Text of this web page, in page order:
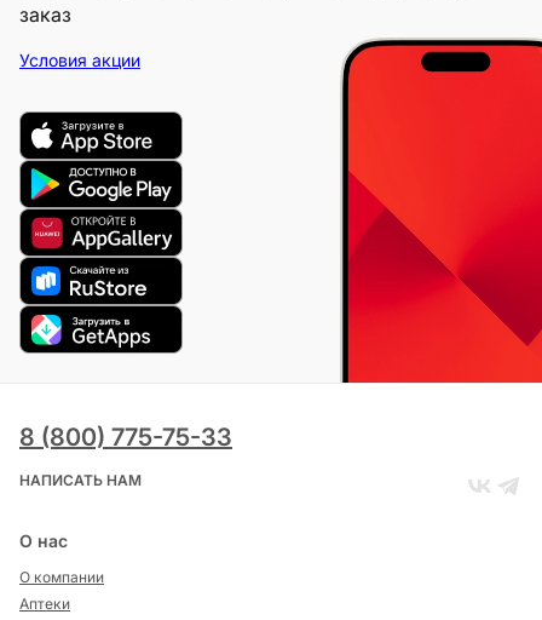
заказ
Условия акции
8 (800) 775-75-33
НАПИСАТЬ НАМ
О нас
О компании
Аптеки